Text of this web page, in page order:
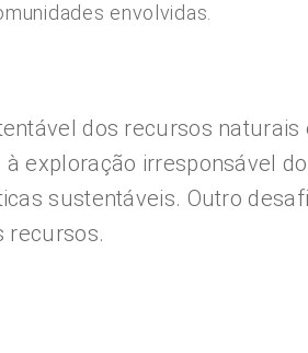
envolvidas.
dos recursos
exploração irresponsável
sustentáveis. Outro
recursos.